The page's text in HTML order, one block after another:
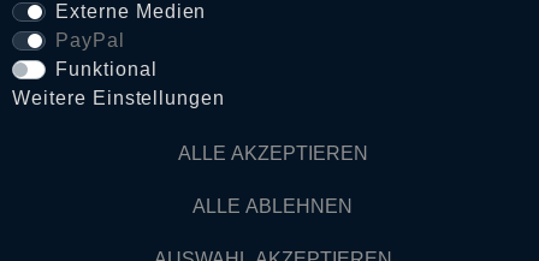
VERTRAG WIDERRUFEN
Kontakt
Externe Medien
PayPal
Funktional
Weitere Einstellungen
ALLE AKZEPTIEREN
ALLE ABLEHNEN